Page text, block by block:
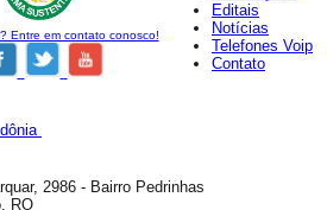
Entre em contato conosco!
Editais
Notícias
Telefones Voip
Contato
2986 - Bairro Pedrinhas
RO